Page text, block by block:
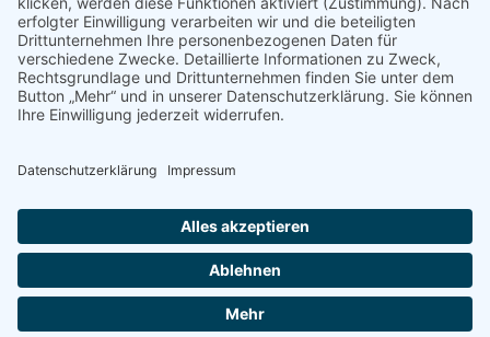
KLICK AUFS BILD ÖFFNET GOOGLE
MAPS
Mehr Infos auf der Seite:Datenschutz
© Copyright - BCvision marketing & communication